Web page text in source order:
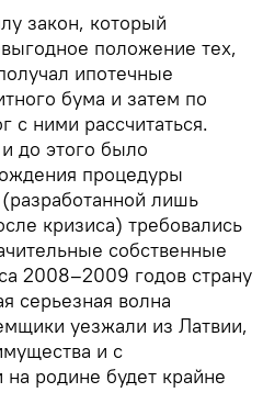
закон, который
положение тех,
ипотечные
бума и затем по
с ними рассчитаться.
до этого было
процедуры
лишь
кризиса) требовались
собственные
2008–2009 годов страну
серьезная волна
уезжали из Латвии,
и с
родине будет крайне